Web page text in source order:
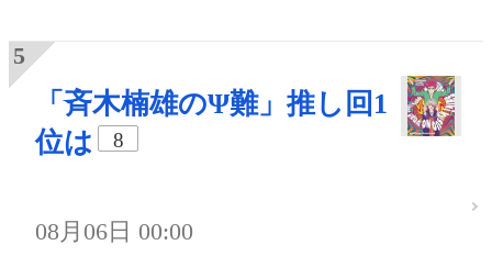
「斉木楠雄のΨ難」推し回1
位は
8
08月06日 00:00